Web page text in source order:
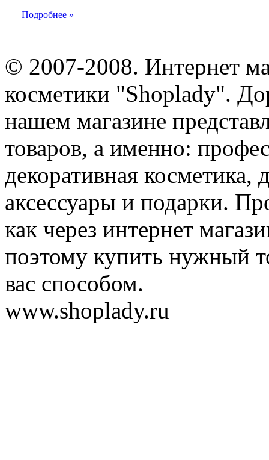
Подробнее »
© 2007-2008. Интернет
косметики "Shoplady".
нашем магазине
товаров, а именно:
декоративная косметика,
аксессуары и подарки.
как через интернет
поэтому купить нужный
вас способом.
www.shoplady.ru